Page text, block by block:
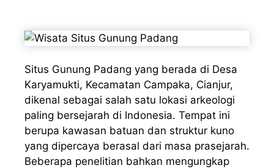
Situs Gunung Padang yang berada di Desa
Karyamukti, Kecamatan Campaka, Cianjur,
dikenal sebagai salah satu lokasi arkeologi
paling bersejarah di Indonesia. Tempat ini
berupa kawasan batuan dan struktur kuno
yang dipercaya berasal dari masa prasejarah.
Beberapa penelitian bahkan mengungkap